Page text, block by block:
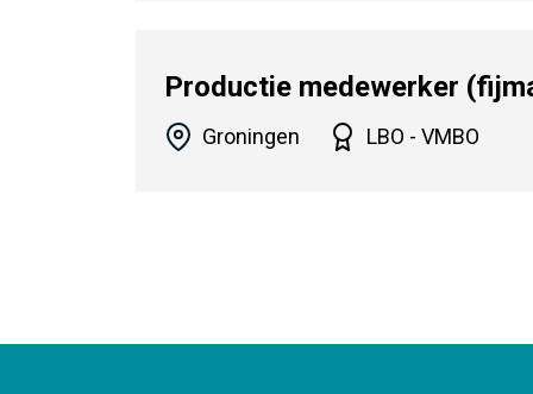
Productie medewerker
Groningen LBO - VMBO